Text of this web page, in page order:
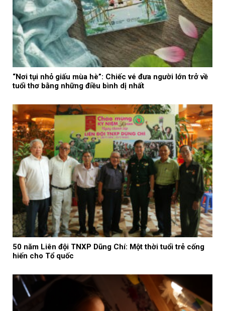
“Nơi tụi nhỏ giấu mùa hè”: Chiếc vé đưa người lớn trở về
tuổi thơ bằng những điều bình dị nhất
50 năm Liên đội TNXP Dũng Chí: Một thời tuổi trẻ cống
hiến cho Tổ quốc